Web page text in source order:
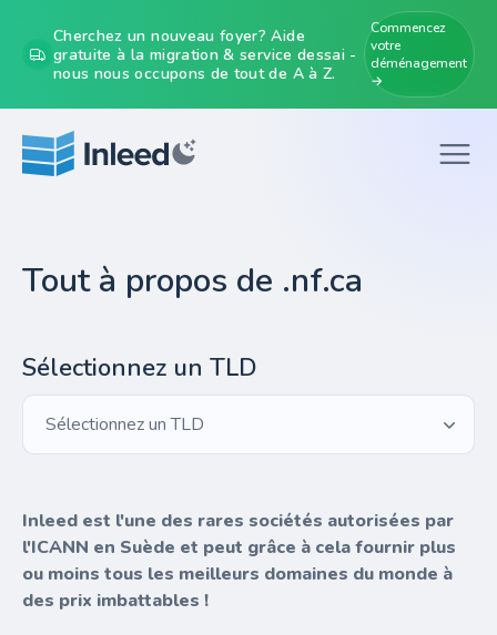
Cherchez un nouveau foyer? Aide
gratuite à la migration & service dessai -
nous nous occupons de tout de A à Z.
Commencez
votre
déménagement
→
Tout à propos de .nf.ca
Sélectionnez un TLD
Sélectionnez un TLD
Inleed est l'une des rares sociétés autorisées par
l'ICANN en Suède et peut grâce à cela fournir plus
ou moins tous les meilleurs domaines du monde à
des prix imbattables !